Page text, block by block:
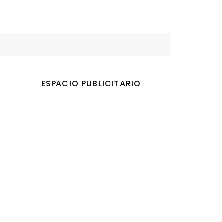
ESPACIO PUBLICITARIO